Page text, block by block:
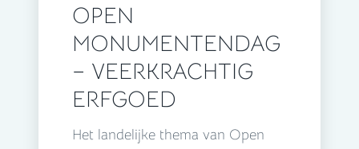
OPEN
MONUMENTENDAG
– VEERKRACHTIG
ERFGOED
Het landelijke thema van Open